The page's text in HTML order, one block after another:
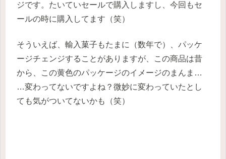
ジです。たいていセールで購入しますし、今回もセ
ールの時に購入してます（笑）
そういえば、輸入菓子もたまに（数年で）、パッケ
ージチェンジすることがありますが、この商品は昔
から、この黄色のパッケージのイメージのまんま…
…変わってないですよね？微妙に変わっていたとし
ても気がついてないかも（笑）